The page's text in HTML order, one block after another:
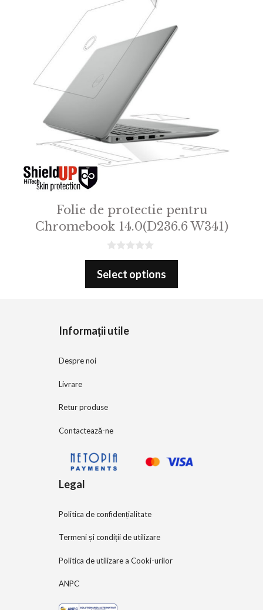
Folie de protectie pentru
Chromebook 14.0(D236.6 W341)
0
u
Select options
Informații utile
Despre noi
Livrare
Retur produse
Contactează-ne
Legal
Politica de confidențialitate
Termeni și condiții de utilizare
Politica de utilizare a Cooki-urilor
ANPC